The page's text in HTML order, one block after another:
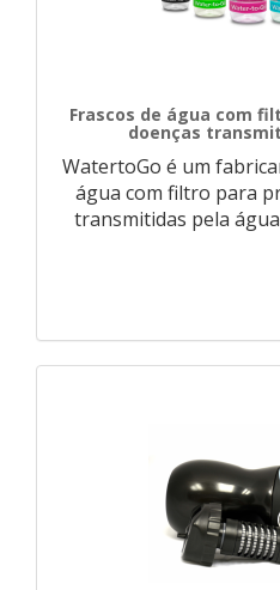
Frascos de água com
doenças
WatertoGo é um
água com filtro para
transmitidas pela